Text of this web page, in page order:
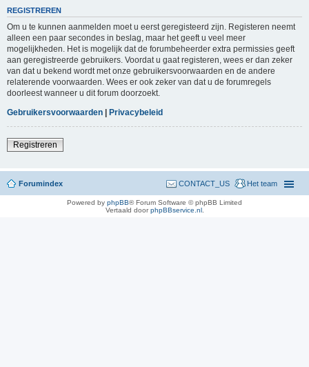
REGISTREREN
Om u te kunnen aanmelden moet u eerst geregisteerd zijn. Registeren neemt
alleen een paar secondes in beslag, maar het geeft u veel meer
mogelijkheden. Het is mogelijk dat de forumbeheerder extra permissies geeft
aan geregistreerde gebruikers. Voordat u gaat registeren, wees er dan zeker
van dat u bekend wordt met onze gebruikersvoorwaarden en de andere
relaterende voorwaarden. Wees er ook zeker van dat u de forumregels
doorleest wanneer u dit forum doorzoekt.
Gebruikersvoorwaarden | Privacybeleid
Registreren
Forumindex Het team
CONTACT_US
Powered by phpBB® Forum Software © phpBB Limited
Vertaald doorphpBBservice.nl.